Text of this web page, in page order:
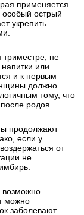
применяется
особый острый
укрепить
не
или
и к первым
должно
тому, что
родов.
продолжают
если у
от
не
возможно
можно
заболевают